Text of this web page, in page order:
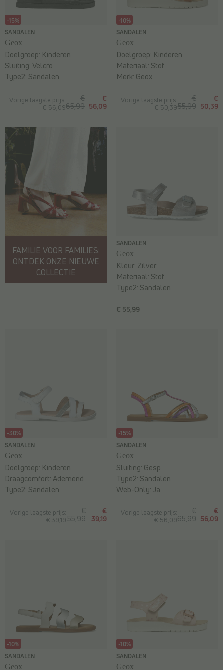
-15%
SANDALEN
Geox
Vorige laagste prijs:
€ 56,09
€
65,99
€
56,09
Doelgroep: Kinderen
Sluiting:Velcro
Type2: Sandalen
-10%
SANDALEN
Geox
Vorige laagste prijs:
€ 50,39
€
55,99
€
50,39
Doelgroep: Kinderen
Materiaal: Stof
Merk: Geox
FAMILIE VOOR FAMILIES:
ONTDEK ONZE NIEUWE
COLLECTIE
SANDALEN
Geox
€ 55,99
Kleur: Zilver
Materiaal: Stof
Type2: Sandalen
-30%
SANDALEN
Geox
Vorige laagste prijs:
€ 39,19
€
55,99
€
39,19
Doelgroep: Kinderen
Draagcomfort:Ademend
Type2: Sandalen
-15%
SANDALEN
Geox
Vorige laagste prijs:
€ 56,09
€
65,99
€
56,09
Sluiting: Gesp
Type2: Sandalen
Web-Only:Ja
-10%
SANDALEN
Geox
-10%
SANDALEN
Geox